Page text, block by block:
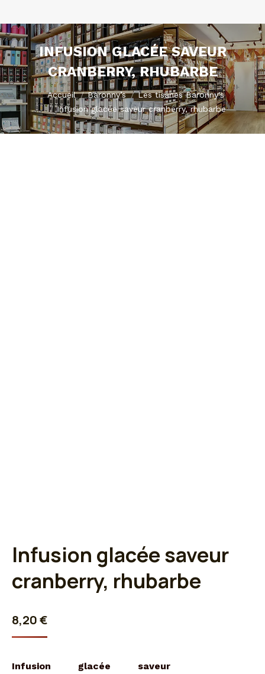
INFUSION GLACÉE SAVEUR
CRANBERRY, RHUBARBE
Vous êtes ici :
Accueil Baronny’s
Les tisanes Baronny's
Infusion glacée saveur cranberry, rhubarbe
Infusion glacée saveur
cranberry, rhubarbe
8,20€
Infusion glacée saveur